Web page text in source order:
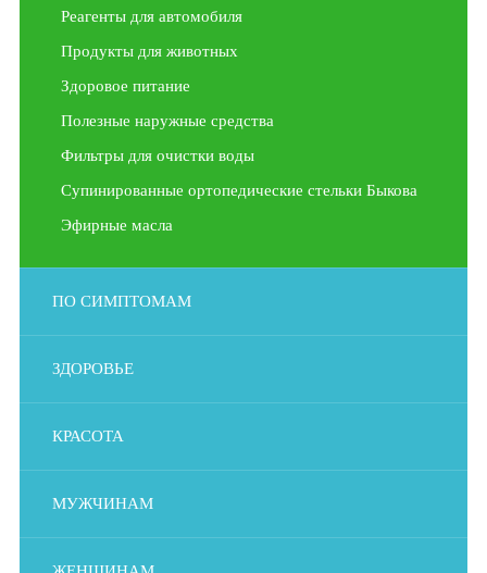
Реагенты для автомобиля
Продукты для животных
Здоровое питание
Полезные наружные средства
Фильтры для очистки воды
Супинированные ортопедические стельки Быкова
Эфирные масла
ПО СИМПТОМАМ
ЗДОРОВЬЕ
КРАСОТА
МУЖЧИНАМ